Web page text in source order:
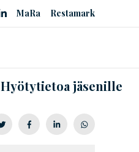
MaRa Restamark
Hyötytietoa jäsenille